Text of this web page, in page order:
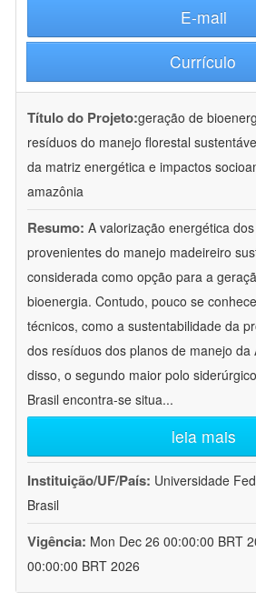
E-mail
Currículo
Título do Projeto:geração de
resíduos do manejo florestal
da matriz energética e impactos
amazônia
Resumo: A valorização energética
provenientes do manejo madeireiro
considerada como opção para a
bioenergia. Contudo, pouco se
técnicos, como a sustentabilidade da
dos resíduos dos planos de manejo da
disso, o segundo maior polo
Brasil encontra-se situa...
leia mais
Instituição/UF/País: Universidade
Brasil
Vigência: Mon Dec 26 00:00:00 BRT
00:00:00 BRT 2026